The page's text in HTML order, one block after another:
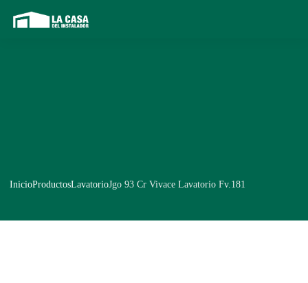
InicioProductosLavatorioJgo 93 Cr Vivace Lavatorio Fv.181